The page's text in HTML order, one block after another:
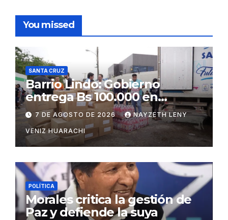
You missed
SANTA CRUZ
Barrio Lindo: Gobierno
entrega Bs 100.000 en
insumos para afectados
7 DE AGOSTO DE 2026 NAYZETH LENY
VENIZ HUARACHI
POLÍTICA
Morales critica la gestión de
Paz y defiende la suya